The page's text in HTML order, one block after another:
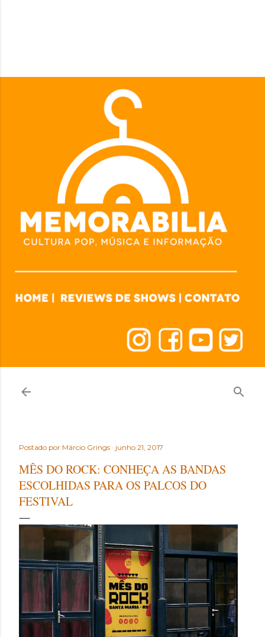
Postado por Márcio Grings junho 21, 2017
MÊS DO ROCK: CONHEÇA AS BANDAS
ESCOLHIDAS PARA OS PALCOS DO
FESTIVAL